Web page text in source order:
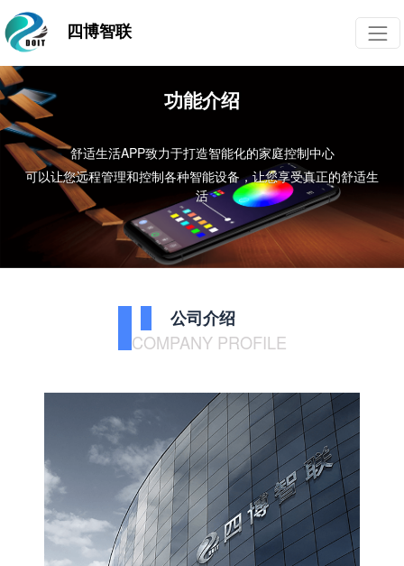
四博智联
功能介绍
舒适生活APP致力于打造智能化的家庭控制中心
可以让您远程管理和控制各种智能设备，让您享受真正的舒适生
活
公司介绍
COMPANY PROFILE